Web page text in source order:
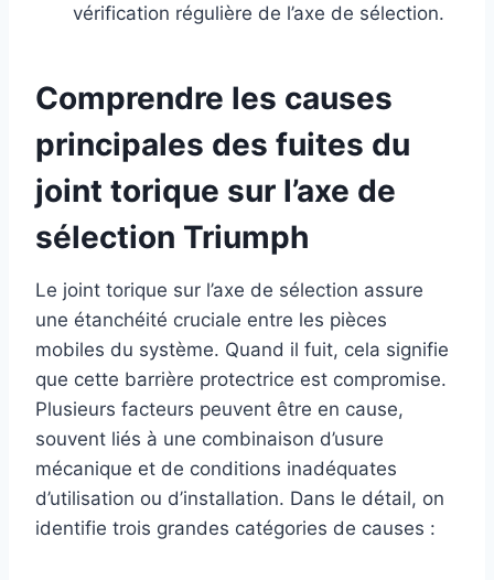
vérification régulière de l’axe de sélection.
Comprendre les causes
principales des fuites du
joint torique sur l’axe de
sélection Triumph
Le joint torique sur l’axe de sélection assure
une étanchéité cruciale entre les pièces
mobiles du système. Quand il fuit, cela signifie
que cette barrière protectrice est compromise.
Plusieurs facteurs peuvent être en cause,
souvent liés à une combinaison d’usure
mécanique et de conditions inadéquates
d’utilisation ou d’installation. Dans le détail, on
identifie trois grandes catégories de causes :